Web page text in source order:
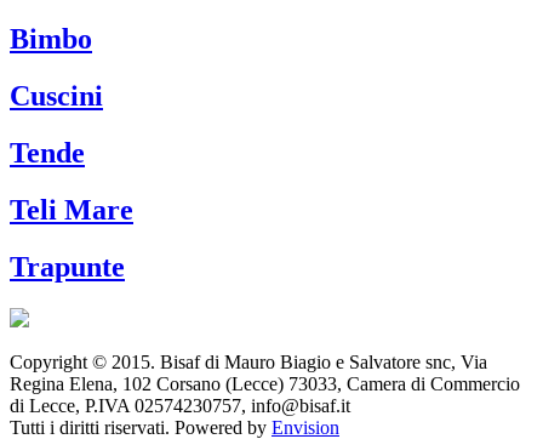
Bimbo
Cuscini
Tende
Teli Mare
Trapunte
Copyright © 2015. Bisaf di Mauro Biagio e Salvatore snc, Via
Regina Elena, 102 Corsano (Lecce) 73033, Camera di Commercio
di Lecce, P.IVA 02574230757, info@bisaf.it
Tutti i diritti riservati. Powered by Envision